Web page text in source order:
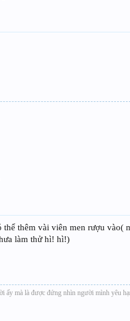
thêm vài viên men rượu
làm thử hì! hì!)
ấy mà là được đứng nhìn người mình yêu